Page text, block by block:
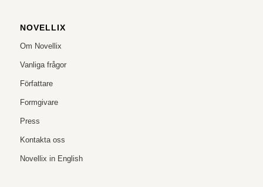
NOVELLIX
Om Novellix
Vanliga frågor
Författare
Formgivare
Press
Kontakta oss
Novellix in English